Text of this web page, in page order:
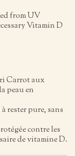
from UV
Vitamin D
Carrot aux
peau en
rester pure, sans
contre les
de vitamine D.